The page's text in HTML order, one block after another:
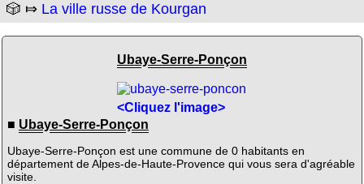
🎲 ⤇ La ville russe de Kourgan
Ubaye-Serre-Ponçon
<Cliquez l'image>
■ Ubaye-Serre-Ponçon
Ubaye-Serre-Ponçon est une commune de 0 habitants en
département de Alpes-de-Haute-Provence qui vous sera d'agréable
visite.